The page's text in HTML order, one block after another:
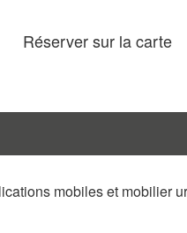
Réserver sur la carte
mobiles et mobilier